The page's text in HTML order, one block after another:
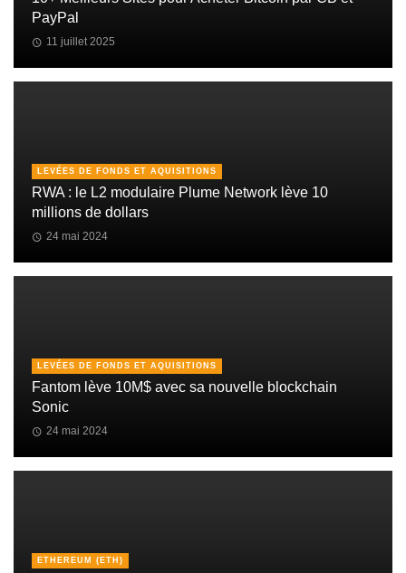
PayPal
11 juillet 2025
LEVÉES DE FONDS ET AQUISITIONS
RWA : le L2 modulaire Plume Network lève 10
millions de dollars
24 mai 2024
LEVÉES DE FONDS ET AQUISITIONS
Fantom lève 10M$ avec sa nouvelle blockchain
Sonic
24 mai 2024
ETHEREUM (ETH)